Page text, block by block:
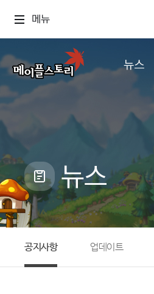
메뉴
뉴스
공지사항
업데이트
캐시샵 공지
메이플 알림판
with maple
뉴스
공지사항 업데이트